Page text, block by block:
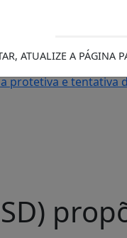
a R$ 3,8 mil
e destaca o
sonhos”, diz irmão
protetiva e tentativa
ATUALIZE A PÁGINA